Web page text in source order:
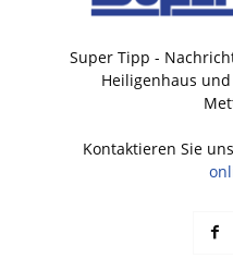
Super Tipp -
Heiligenhaus
Kontaktieren Sie